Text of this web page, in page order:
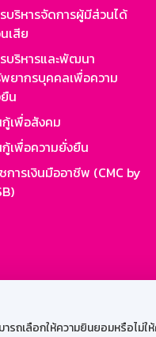
เลือกให้ความยินยอมหรือไม่
บริหารจัดการผู้มีส่วนได้
เสีย
บริหารและพัฒนา
ยากรบุคคลเพื่อความ
น
เพื่อสังคม
เพื่อความยั่งยืน
การเงินมืออาชีพ (CMC by